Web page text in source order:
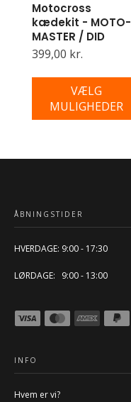
Motocross
kædekit - MOTO-
MASTER / DID
399,00 kr.
VÆLG
MULIGHEDER
ÅBNINGSTIDER
HVERDAGE: 9:00 - 17:30
LØRDAGE: 9:00 - 13:00
INFO
Hvem er vi?